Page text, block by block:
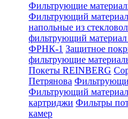
Фильтрующие
Фильтрующий
напольные из
фильтрующий
ФРНК-1 Защитное
фильтрующие
Покеты REINBERG
Петрянова
Фильтрующий
картриджи Фильтры
камер